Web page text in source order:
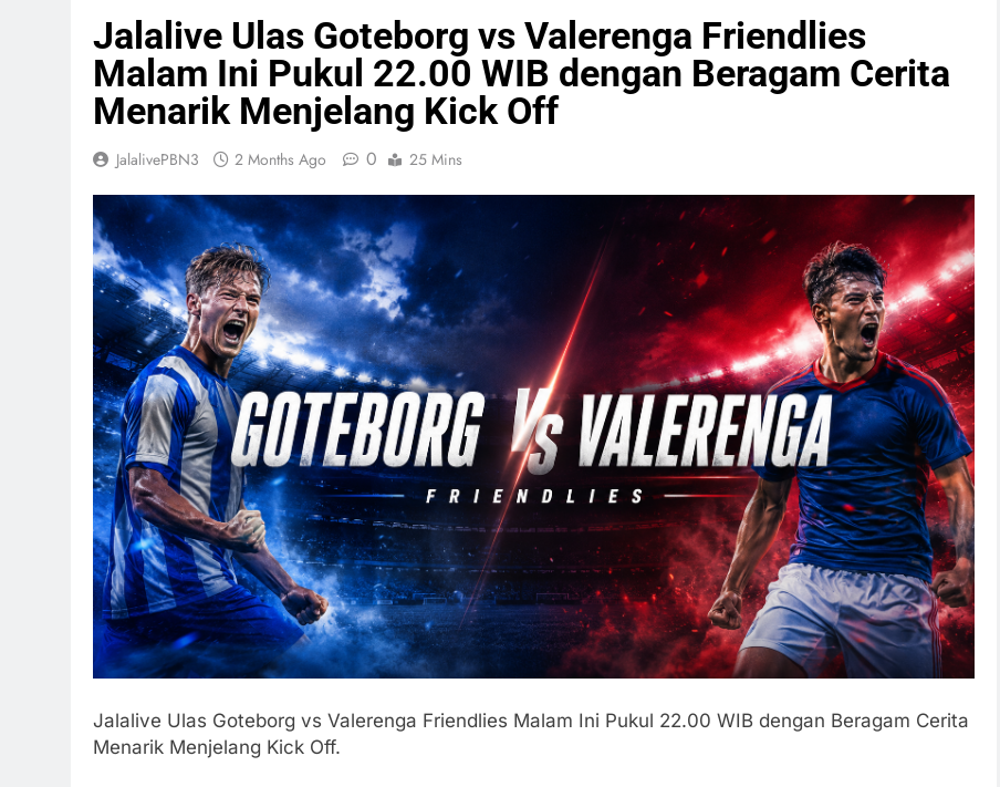
Jalalive Ulas Goteborg vs Valerenga Friendlies
Malam Ini Pukul 22.00 WIB dengan Beragam Cerita
Menarik Menjelang Kick Off
JalalivePBN3 2 Months Ago 0 25 Mins
Jalalive Ulas Goteborg vs Valerenga Friendlies Malam Ini Pukul 22.00 WIB dengan Beragam Cerita
Menarik Menjelang Kick Off.